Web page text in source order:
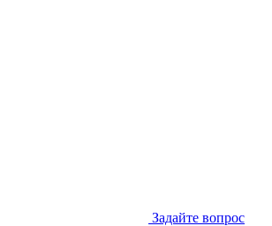
Задайте вопрос